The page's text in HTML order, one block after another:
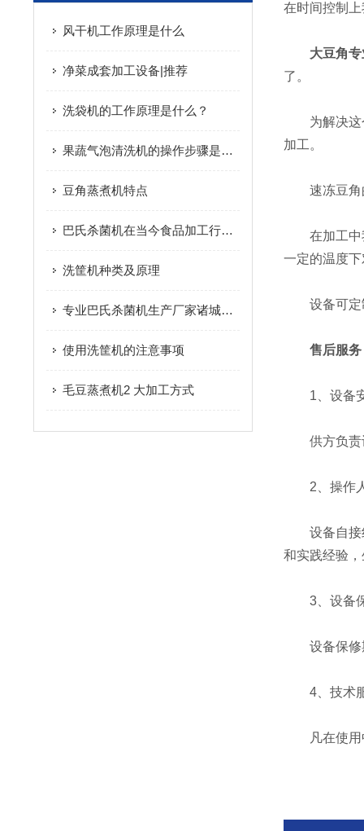
风干机工作原理是什么
净菜成套加工设备|推荐
洗袋机的工作原理是什么？
果蔬气泡清洗机的操作步骤是怎样的？
豆角蒸煮机特点
巴氏杀菌机在当今食品加工行业的地位
洗筐机种类及原理
专业巴氏杀菌机生产厂家诸城市放心食品机械有限公司
使用洗筐机的注意事项
毛豆蒸煮机2 大加工方式
在时间控制
大豆角
了。
为解决这个
加工。
速冻豆角的
在加工中我
一定的温度
设备可定制
售后服务
1、设备安
供方负责设
2、操作
设备自接线
和实践经验
3、设备
设备保修期
4、技术
凡在使用中